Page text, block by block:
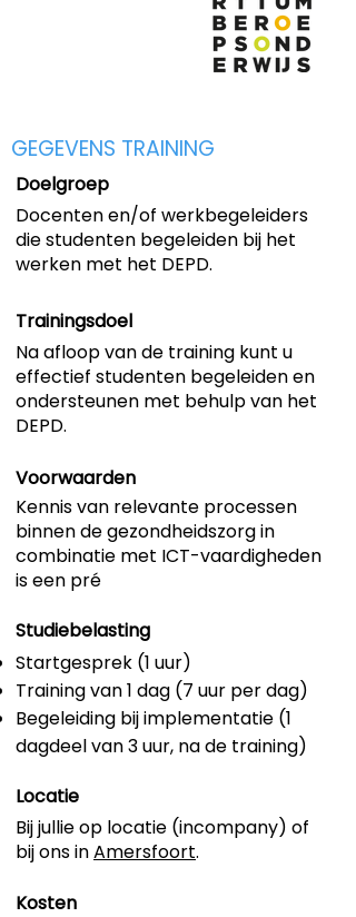
GEGEVENS TRAINING
Doelgroep
Docenten en/of werkbegeleiders
die studenten begeleiden bij het
werken met het DEPD.
Trainingsdoel
Na afloop van de training kunt u
effectief studenten begeleiden en
ondersteunen met behulp van het
DEPD.
Voorwaarden
Kennis van relevante processen
binnen de gezondheidszorg in
combinatie met ICT-vaardigheden
is een pré
Studiebelasting
Startgesprek (1 uur)
Training van 1 dag (7 uur per dag)
Begeleiding bij implementatie (1
dagdeel van 3 uur, na de training)
Locatie
Bij jullie op locatie (incompany) of
bij ons inAmersfoort.
Kosten